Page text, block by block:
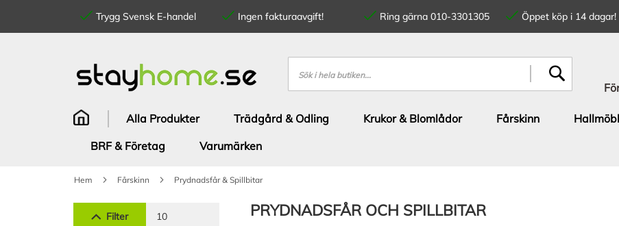
Trygg Svensk E-handel Ingen fakturaavgift! Ring gärna 010-3301305
Öppet köp i 14 dagar!
innehållet
Sök
Alla Produkter Trädgård & Odling Krukor & Blomlådor Fårskinn
BRF & Företag
Varumärken
Hem Fårskinn Prydnadsfår & Spillbitar
PRYDNADSFÅR OCH SPILLBITAR
Filter
10